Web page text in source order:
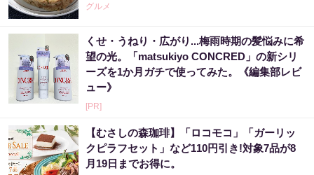
グルメ
くせ・うねり・広がり...梅雨時期の髪悩みに希
望の光。「matsukiyo CONCRED」の新シリ
ーズを1か月ガチで使ってみた。《編集部レビ
ュー》
[PR]
【むさしの森珈琲】「ロコモコ」「ガーリッ
クピラフセット」など110円引き!対象7品が8
月19日までお得に。